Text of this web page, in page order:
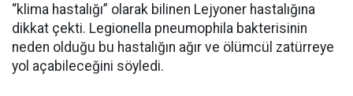
“klima hastalığı” olarak bilinen Lejyoner hastalığına
dikkat çekti. Legionella pneumophila bakterisinin
neden olduğu bu hastalığın ağır ve ölümcül zatürreye
yol açabileceğini söyledi.